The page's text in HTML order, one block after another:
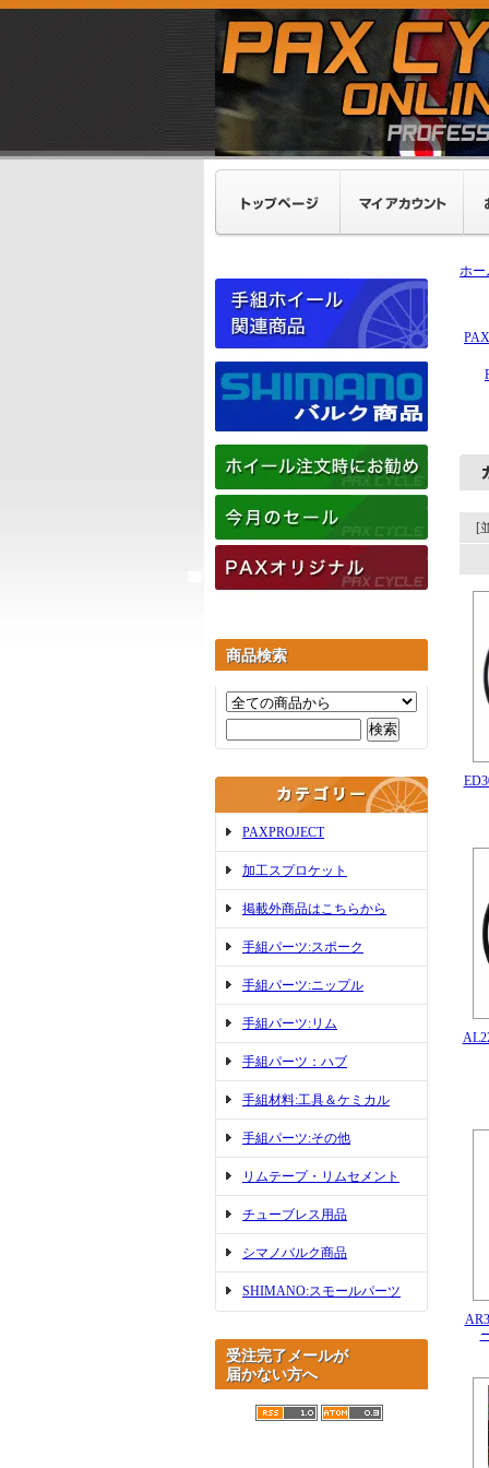
商品検索
PAXPROJECT
加工スプロケット
掲載外商品はこちらから
手組パーツ:スポーク
手組パーツ:ニップル
手組パーツ:リム
手組パーツ：ハブ
手組材料:工具＆ケミカル
手組パーツ:その他
リムテープ・リムセメント
チューブレス用品
シマノバルク商品
SHIMANO:スモールパーツ
受注完了メールが
届かない方へ
ホー
[